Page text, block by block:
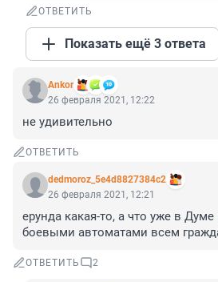
ОТВЕТИТЬ
Показать ещё 3 ответа
Ankor
26 февраля 2021, 12:22
не удивительно
ОТВЕТИТЬ
dedmoroz_5e4d8827384c2
26 февраля 2021, 12:21
ерунда какая-то, а что уже в
боевыми автоматами всем
ОТВЕТИТЬ 2